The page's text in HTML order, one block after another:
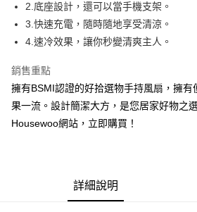
上海商業儲蓄銀行
國泰世華商業銀行
臺灣中小企業銀行
聯邦商業銀行
元大商業銀行
永豐
台新國際商業銀行
中國
台灣樂天信用卡公司
ATM付款
貨到付款
運送方式
全家取貨 付款
每筆NT$80，滿NT$499(含以上)免運費
每筆NT$100，滿NT$499(含以上)免運費
2.底座設計，還可以當手機支架。
3.快速充電，隨時隨地享受清涼。
4.速冷效果，讓你秒變清爽主人。
銷售重點
擁有BSMI認證的好拾選物手持風扇，擁
果一流。設計簡潔大方，是您居家好物之
Housewoo網站，立即購買！
詳細說明